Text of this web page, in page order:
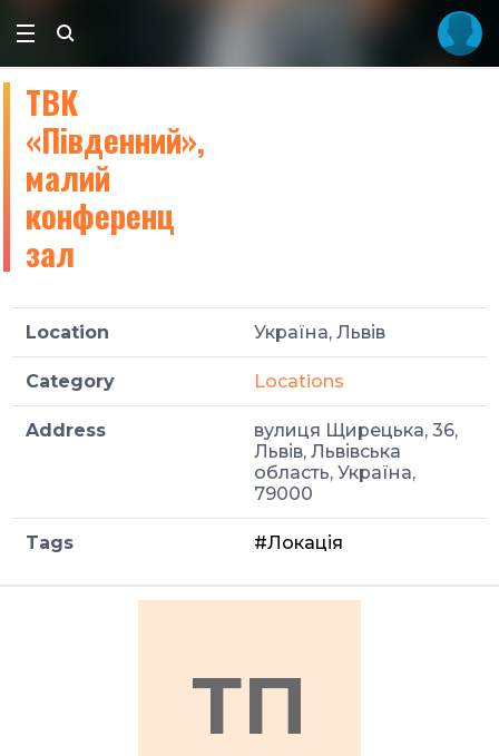
ТВК
«Південний»,
малий
конференц
зал
Location Україна, Львів
Category Locations
Address
вулиця Щирецька, 36,
Львів, Львівська
область, Україна,
79000
Tags #Локація
ТП